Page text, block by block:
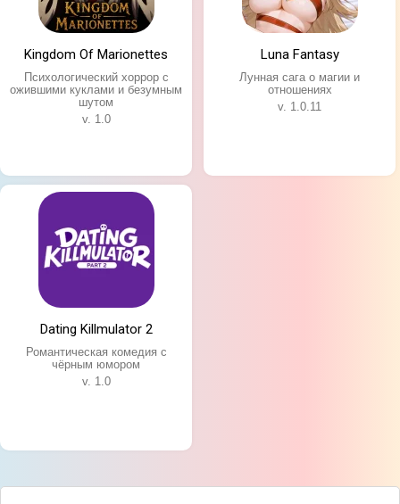
Kingdom Of Marionettes
Психологический хоррор с
ожившими куклами и безумным
шутом
v. 1.0
Luna Fantasy
Лунная сага о магии и
отношениях
v. 1.0.11
Dating Killmulator 2
Романтическая комедия с
чёрным юмором
v. 1.0